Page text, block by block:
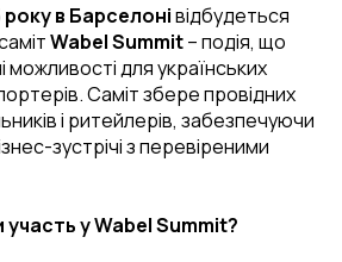
в Барселонівідбудеться
Wabel Summit– подія, що
можливості для українських
Саміт збере провідних
і ритейлерів, забезпечуючи
зустрічі з перевіреними
у Wabel Summit?